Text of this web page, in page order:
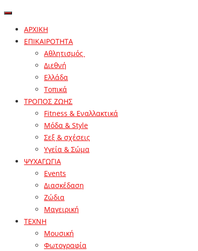
ΑΡΧΙΚΗ
ΕΠΙΚΑΙΡΟΤΗΤΑ
Αθλητισμός
Διεθνή
Ελλάδα
Τοπικά
ΤΡΟΠΟΣ ΖΩΗΣ
Fitness & Εναλλακτικά
Μόδα & Style
Σεξ & σχέσεις
Υγεία & Σώμα
ΨΥΧΑΓΩΓΙΑ
Events
Διασκέδαση
Ζώδια
Μαγειρική
ΤΕΧΝΗ
Μουσική
Φωτογραφία